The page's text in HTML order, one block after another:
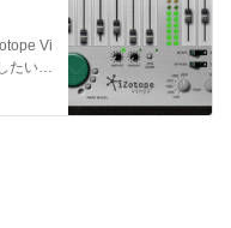
Vi
いと
ので